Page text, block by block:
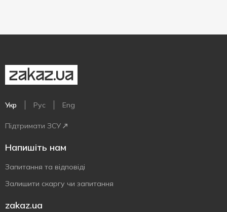
Укр Рус Eng
Підтримати ЗСУ
Напишіть нам
Запитання та відповіді
Залишити скаргу чи запитання
zakaz.ua